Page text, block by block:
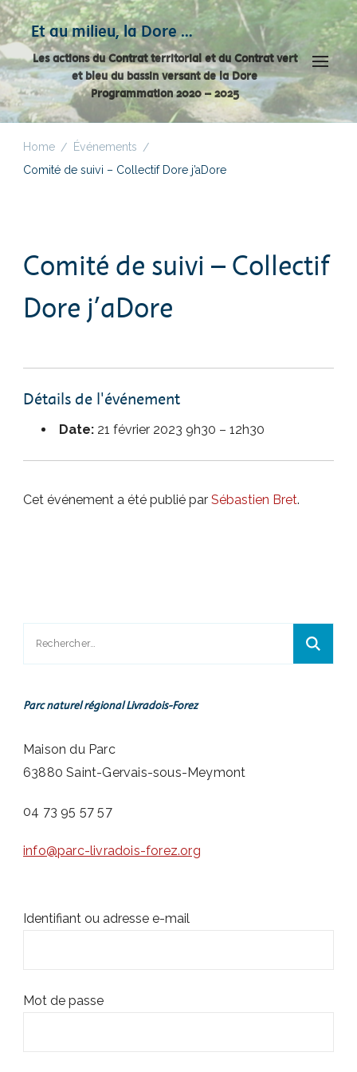
Et au milieu, la Dore …
Les actions du Contrat territorial et du Contrat vert
et bleu du bassin versant de la Dore
Programmation 2020 – 2025
Home / Événements /
Comité de suivi – Collectif Dore j’aDore
Comité de suivi – Collectif
Dore j’aDore
Détails de l'événement
Date: 21 février 2023 9h30 – 12h30
Cet événement a été publié par Sébastien Bret.
Parc naturel régional Livradois-Forez
Maison du Parc
63880 Saint-Gervais-sous-Meymont
04 73 95 57 57
info@parc-livradois-forez.org
Identifiant ou adresse e-mail
Mot de passe
Panneau de gestion des cookies